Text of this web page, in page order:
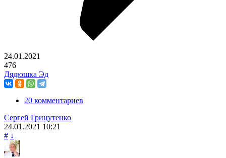
24.01.2021
476
Дядюшка Эд
20 комментариев
Сергей Грицутенко
24.01.2021 10:21
# ↓